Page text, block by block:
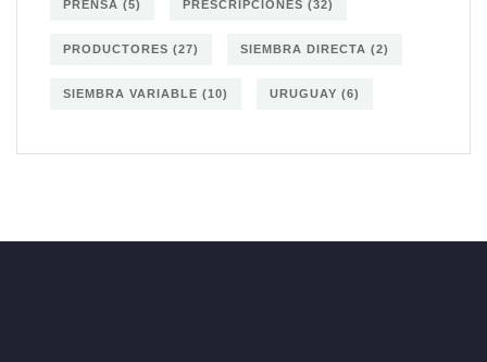
PRENSA (5) PRESCRIPCIONES (32)
PRODUCTORES (27) SIEMBRA DIRECTA (2)
SIEMBRA VARIABLE (10) URUGUAY (6)